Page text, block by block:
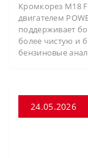
Кромкорез M18
двигателем
поддерживает
более чистую и
бензиновые
24.05.2026